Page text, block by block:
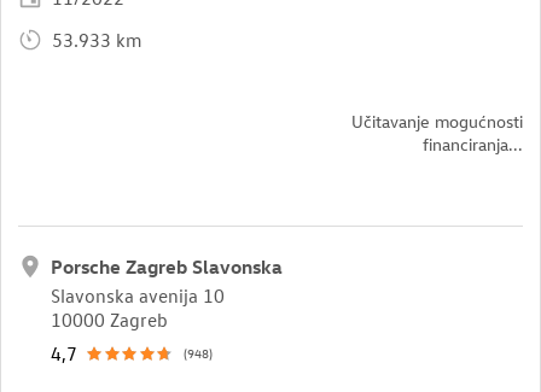
53.933 km
Učitavanje mogućnosti
financiranja...
Porsche Zagreb Slavonska
Slavonska avenija 10
10000 Zagreb
4,7
(948)